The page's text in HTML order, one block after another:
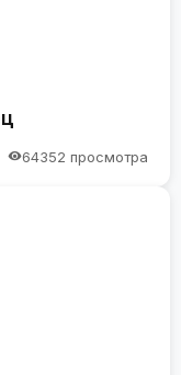
64352 просмотра